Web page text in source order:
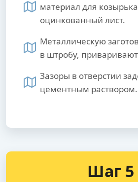
материал для
оцинкованный лист.
Металлическую
в штробу, приваривают
Зазоры в отверстии
цементным раствором.
Шаг 5